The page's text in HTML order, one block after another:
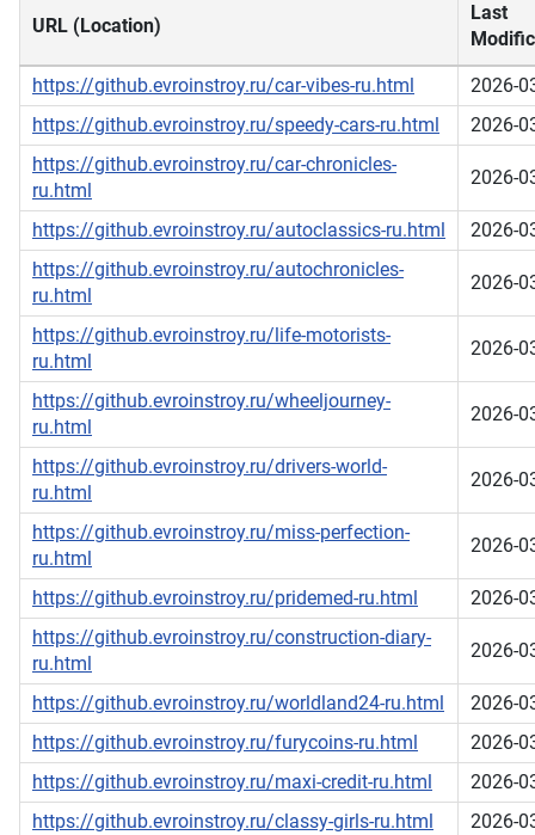
URL (Location)
Last
https://github.evroinstroy.ru/car-vibes-ru.html
2026-
https://github.evroinstroy.ru/speedy-cars-ru.html
2026-
https://github.evroinstroy.ru/car-chronicles-
ru.html
2026-
https://github.evroinstroy.ru/autoclassics-ru.html
2026-
https://github.evroinstroy.ru/autochronicles-
ru.html
2026-
https://github.evroinstroy.ru/life-motorists-
ru.html
2026-
https://github.evroinstroy.ru/wheeljourney-
ru.html
2026-
https://github.evroinstroy.ru/drivers-world-
ru.html
2026-
https://github.evroinstroy.ru/miss-perfection-
ru.html
2026-
https://github.evroinstroy.ru/pridemed-ru.html
2026-
https://github.evroinstroy.ru/construction-diary-
ru.html
2026-
https://github.evroinstroy.ru/worldland24-ru.html
2026-
https://github.evroinstroy.ru/furycoins-ru.html
2026-
https://github.evroinstroy.ru/maxi-credit-ru.html
2026-
https://github.evroinstroy.ru/classy-girls-ru.html
2026-